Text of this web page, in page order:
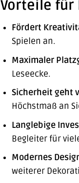
Vorteile für
Fördert
Spielen an.
Maximaler
Leseecke.
Sicherheit geht
Höchstmaß an
Langlebige
Begleiter für
Modernes
weiterer